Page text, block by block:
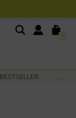
0